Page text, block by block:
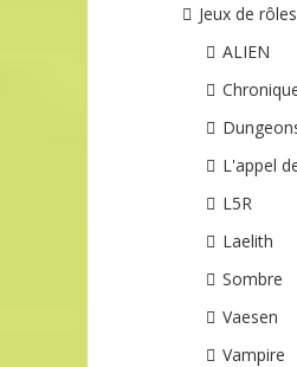
Jeux de rôles
ALIEN
L'appel
L5R
Laelith
Sombre
Vaesen
Vampire